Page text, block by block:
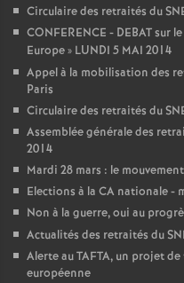
Circulaire des retraités du
CONFERENCE - DEBATsur
Europe» LUNDI 5 MAI 2014
Appel à la mobilisation des
Paris
Circulaire des retraités du
Assemblée générale des
2014
Mardi 28 mars : le
Elections à la CA nationale -
Non à la guerre, oui au
Actualités des retraités du
Alerte auTAFTA, un projet
européenne